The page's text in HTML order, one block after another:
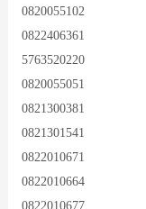
0820055102
0822406361
5763520220
0820055051
0821300381
0821301541
0822010671
0822010664
0822010677